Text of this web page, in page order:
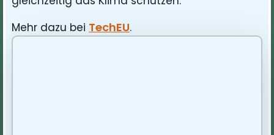
Mehr dazu bei TechEU.